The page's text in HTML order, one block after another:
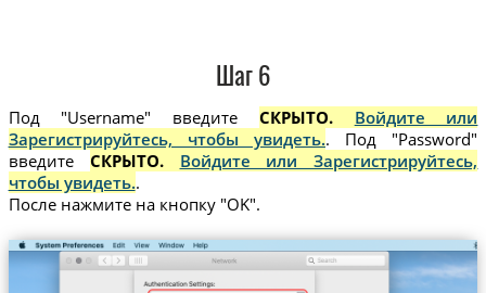
Шаг 6
Под "Username" введите СКРЫТО. Войдите или
Зарегистрируйтесь, чтобы увидеть.. Под "Password"
введите СКРЫТО. Войдите или Зарегистрируйтесь,
чтобы увидеть..
После нажмите на кнопку "OK".